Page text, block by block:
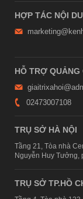
HỢP TÁC NỘI
HỖ TRỢ QUẢNG
02473007108
TRỤ SỞ HÀ NỘI
Tầng 21, Tòa nhà
Nguyễn Huy Tưởng,
TRỤ SỞ TP.HỒ